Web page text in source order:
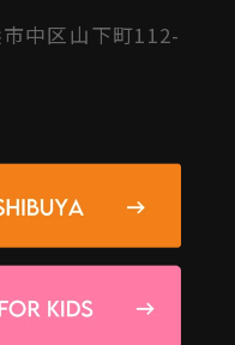
中区山下町112-